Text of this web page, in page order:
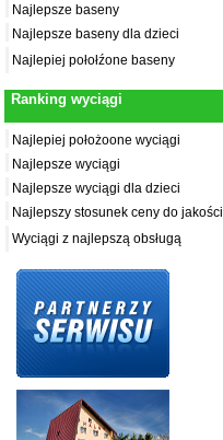
Najlepsze baseny
Najlepsze baseny dla dzieci
Najlepiej połołźone baseny
Ranking wyciągi
Najlepiej położoone wyciągi
Najlepsze wyciągi
Najlepsze wyciągi dla dzieci
Najlepszy stosunek ceny do jakości
Wyciągi z najlepszą obsługą